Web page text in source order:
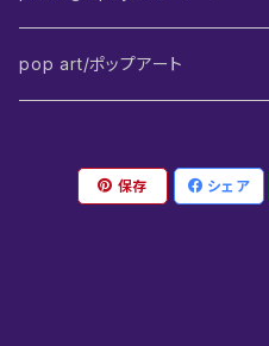
pop art/ポップアート
保存 シェア